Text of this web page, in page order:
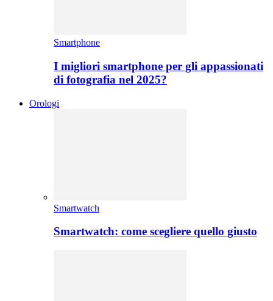
Smartphone
I migliori smartphone per gli appassionati
di fotografia nel 2025?
Orologi
Smartwatch
Smartwatch: come scegliere quello giusto